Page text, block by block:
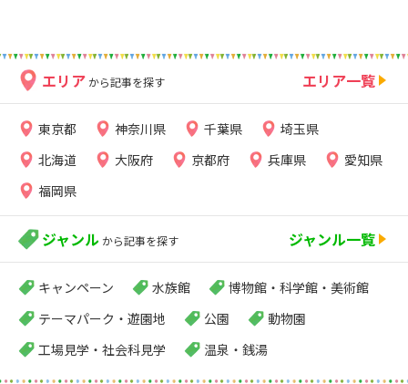
エリア から記事を探す エリア一覧
東京都 神奈川県 千葉県
埼玉県
北海道
大阪府 京都府 兵庫県
愛知県
福岡県
ジャンル から記事を探す ジャンル一覧
キャンペーン 水族館
博物館・科学館・美術館
テーマパーク・遊園地
公園
動物園
工場見学・社会科見学
温泉・銭湯